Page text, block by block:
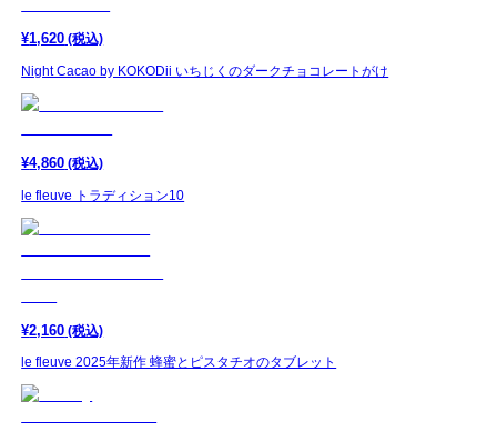
¥1,620 (税込)
Night Cacao by KOKODii いちじくのダークチョコレートがけ
¥4,860 (税込)
le fleuve トラディション10
¥2,160 (税込)
le fleuve 2025年新作 蜂蜜とピスタチオのタブレット